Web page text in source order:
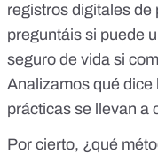
registros digitales
preguntáis si puede
seguro de vida si
Analizamos qué dice
prácticas se llevan a
Por cierto, ¿qué